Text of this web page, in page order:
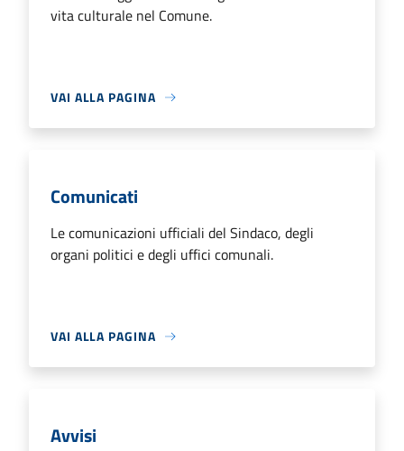
vita culturale nel Comune.
VAI ALLA PAGINA
Comunicati
Le comunicazioni ufficiali del Sindaco, degli
organi politici e degli uffici comunali.
VAI ALLA PAGINA
Avvisi